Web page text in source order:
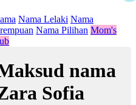
Nama Lelaki Nama
Nama Pilihan Mom's
nama
Sofia